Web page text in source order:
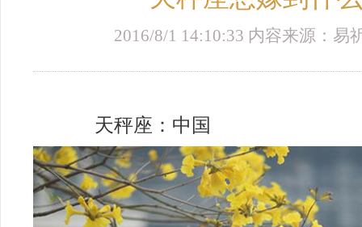
2016/8/1 14:10:33 内容来源：易
天秤座：中国